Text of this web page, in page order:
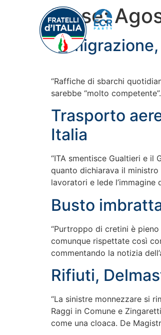
Mese:
“Raffiche di sbarchi
sarebbe “molto
Trasporto
Italia
“ITA smentisce Gualtieri e il
quanto dichiarava il ministro
lavoratori e lede l’immagine
Busto
“Purtroppo di cretini è
comunque rispettate così
commentando la notizia
Rifiuti,
“La sinistre monnezzare si
Raggi in Comune e
come una cloaca. De